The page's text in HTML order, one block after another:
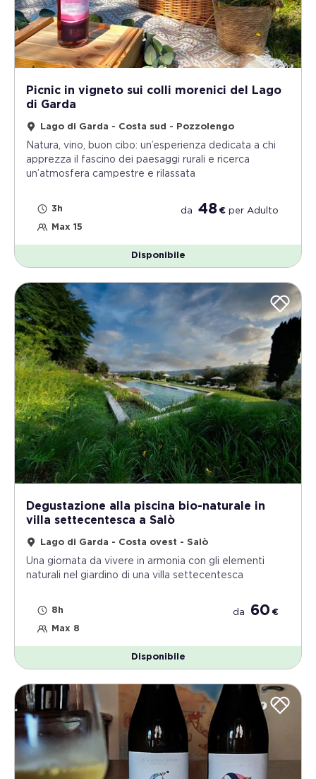
Picnic in vigneto sui colli morenici del Lago
di Garda
Lago di Garda - Costa sud - Pozzolengo
Natura, vino, buon cibo: un’esperienza dedicata a chi
apprezza il fascino dei paesaggi rurali e ricerca
un’atmosfera campestre e rilassata
3h
Max 15
da 48 € per Adulto
Disponibile
Degustazione alla piscina bio-naturale in
villa settecentesca a Salò
Lago di Garda - Costa ovest - Salò
Una giornata da vivere in armonia con gli elementi
naturali nel giardino di una villa settecentesca
8h
Max 8
da 60 €
Disponibile